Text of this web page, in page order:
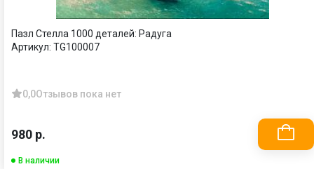
Пазл Стелла 1000 деталей: Радуга
Артикул: TG100007
0,0Отзывов пока нет
980 р.
В наличии